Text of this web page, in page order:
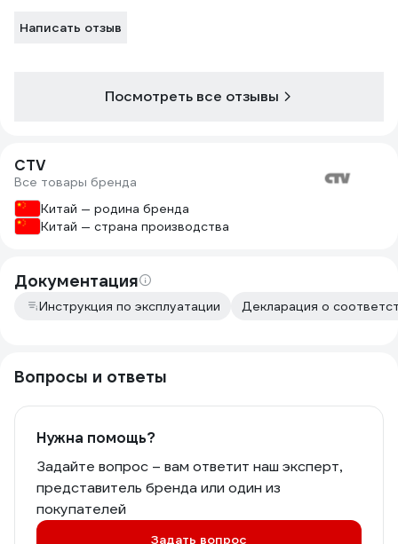
Написать отзыв
Посмотреть все отзывы
CTV
Все товары бренда
Китай — родина бренда
Китай — страна производства
Документация
Инструкция по эксплуатации Декларация о
Вопросы и ответы
Нужна помощь?
Задайте вопрос – вам ответит наш эксперт,
представитель бренда или один из
покупателей
Задать вопрос